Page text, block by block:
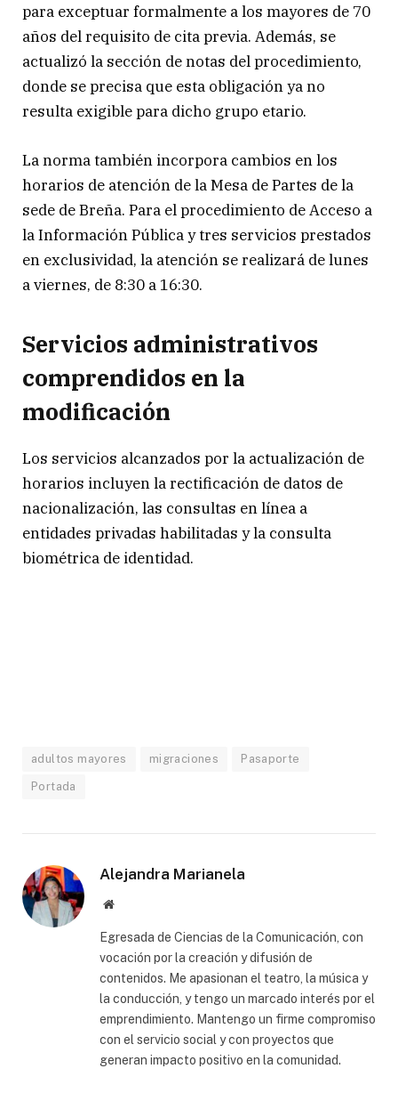
para exceptuar formalmente a los mayores de 70
años del requisito de cita previa. Además, se
actualizó la sección de notas del procedimiento,
donde se precisa que esta obligación ya no
resulta exigible para dicho grupo etario.
La norma también incorpora cambios en los
horarios de atención de la Mesa de Partes de la
sede de Breña. Para el procedimiento de Acceso a
la Información Pública y tres servicios prestados
en exclusividad, la atención se realizará de lunes
a viernes, de 8:30 a 16:30.
Servicios administrativos
comprendidos en la
modificación
Los servicios alcanzados por la actualización de
horarios incluyen la rectificación de datos de
nacionalización, las consultas en línea a
entidades privadas habilitadas y la consulta
biométrica de identidad.
adultos mayores migraciones Pasaporte
Portada
Alejandra Marianela
Website
Egresada de Ciencias de la Comunicación, con
vocación por la creación y difusión de
contenidos. Me apasionan el teatro, la música y
la conducción, y tengo un marcado interés por el
emprendimiento. Mantengo un firme compromiso
con el servicio social y con proyectos que
generan impacto positivo en la comunidad.